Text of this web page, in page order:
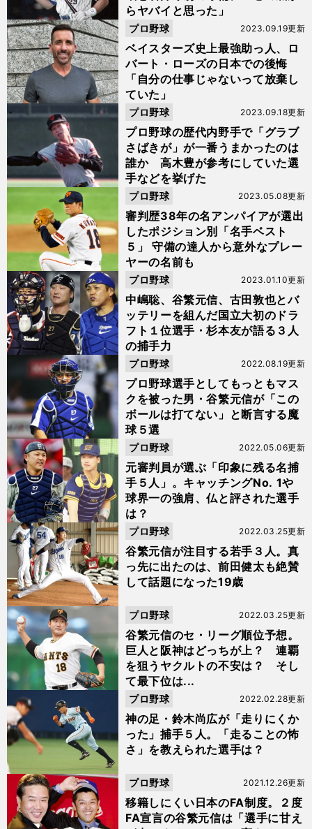
らヤバイと思った」
ベイスターズ史上最強助っ人、ロ
バート・ローズの日本での後悔
「自分の仕事じゃないって放棄し
ていた」
2023.09.19更新
プロ野球
プロ野球の歴代内野手で「グラブ
さばきが」が一番うまかったのは
誰か 高木豊が参考にしていた選
手などを挙げた
2023.09.18更新
プロ野球
審判歴38年の名アンパイアが選出
したポジション別「名手ベスト
５」 守備の達人から意外なプレー
ヤーの名前も
2023.05.08更新
プロ野球
中嶋聡、谷繁元信、古田敦也とバ
ッテリーを組んだ国立大初のドラ
フト１位選手・杉本友が語る３人
の捕手力
2023.01.10更新
プロ野球
プロ野球選手としてもっともマス
クを被った男・谷繁元信が「この
ボールは打てない」と断言する魔
球５選
2022.08.19更新
プロ野球
元審判員が選ぶ「印象に残る名捕
手５人」。キャッチングNo. 1や
球界一の強肩、仏と評された選手
は？
2022.05.06更新
プロ野球
谷繁元信が注目する若手３人。真
っ先に出たのは、前田健太も絶賛
して話題になった19歳
2022.03.25更新
プロ野球
谷繁元信のセ・リーグ順位予想。
巨人と阪神はどっちが上？ 連覇
を狙うヤクルトの不安は？ そし
て最下位は...
2022.03.25更新
プロ野球
神の足・鈴木尚広が「走りにくか
った」捕手５人。「走ることの怖
さ」を教えられた選手は？
2022.02.28更新
プロ野球
移籍しにくい日本のFA制度。２度
FA宣言の谷繁元信は「選手に甘え
2021.12.26更新
プロ野球